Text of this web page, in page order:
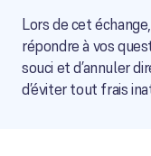
Lors de cet
répondre à vos
souci et d’annuler
d’éviter tout frais